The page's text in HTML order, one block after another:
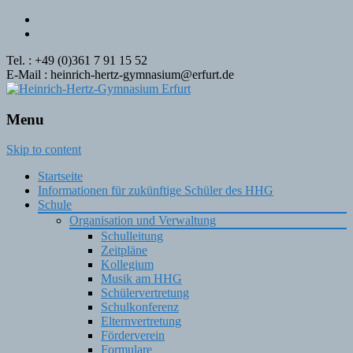
Tel. : +49 (0)361 7 91 15 52
E-Mail : heinrich-hertz-gymnasium@erfurt.de
Menu
Skip to content
Startseite
Informationen für zukünftige Schüler des HHG
Schule
Organisation und Verwaltung
Schulleitung
Zeitpläne
Kollegium
Musik am HHG
Schülervertretung
Schulkonferenz
Elternvertretung
Förderverein
Formulare